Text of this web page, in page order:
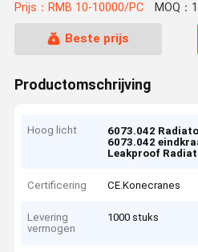
Prijs：RMB 10-10000/PC MOQ：
Beste prijs
Productomschrijving
Hoog licht 6073.042
6073.042
Leakproof
Certificering CE.Konecranes
Levering
vermogen
1000 stuks